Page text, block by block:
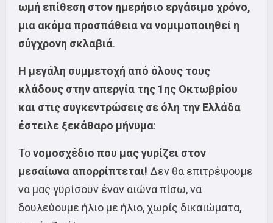
ωμή επίθεση στον ημερήσιο εργάσιμο χρόνο,
μια ακόμα προσπάθεια να νομιμοποιηθεί η
σύγχρονη σκλαβιά.
Η μεγάλη συμμετοχή από όλους τους
κλάδους στην απεργία της 1ης Οκτωβρίου
και στις συγκεντρώσεις σε όλη την Ελλάδα
έστειλε ξεκάθαρο μήνυμα:
Τονομοσχέδιο που μας γυρίζει στον
μεσαίωνα απορρίπτεται! Δεν θα επιτρέψουμε
να μας γυρίσουν έναν αιώνα πίσω, να
δουλεύουμε ήλιο με ήλιο, χωρίς δικαιώματα,